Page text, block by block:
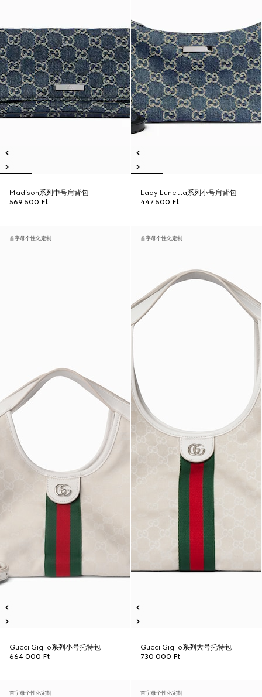
Madison系列中号肩背包
569 500 Ft
Lady Lunetta系列小号肩背包
447 500 Ft
首字母个性化定制
Gucci Giglio系列小号托特包
664 000 Ft
首字母个性化定制
Gucci Giglio系列大号托特包
730 000 Ft
首字母个性化定制 首字母个性化定制